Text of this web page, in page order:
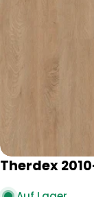
Therdex